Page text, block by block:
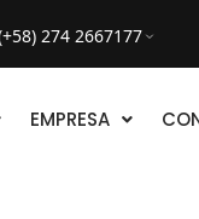
274 2667177
EMPRESA